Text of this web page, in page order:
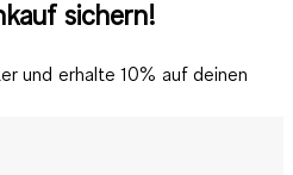
sichern!
und erhalte 10% auf deinen